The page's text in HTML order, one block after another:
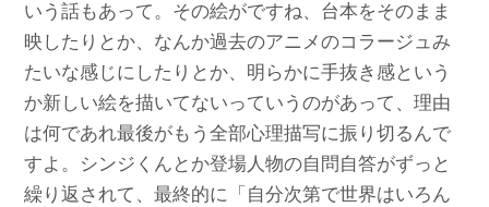
いう話もあって。その絵がですね、台本をそのまま
映したりとか、なんか過去のアニメのコラージュみ
たいな感じにしたりとか、明らかに手抜き感という
か新しい絵を描いてないっていうのがあって、理由
は何であれ最後がもう全部心理描写に振り切るんで
すよ。シンジくんとか登場人物の自問自答がずっと
繰り返されて、最終的に「自分次第で世界はいろん